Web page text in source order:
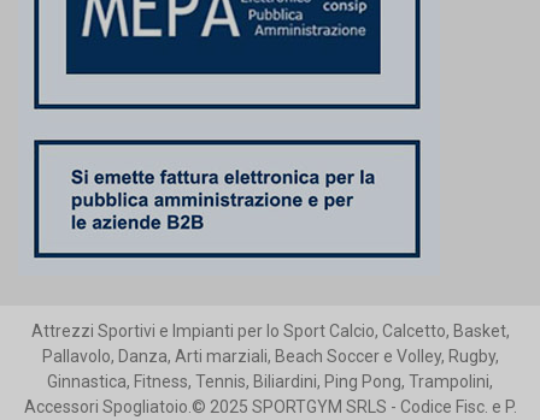
Attrezzi Sportivi e Impianti per lo Sport Calcio, Calcetto, Basket,
Pallavolo, Danza, Arti marziali, Beach Soccer e Volley, Rugby,
Ginnastica, Fitness, Tennis, Biliardini, Ping Pong, Trampolini,
Accessori Spogliatoio.© 2025 SPORTGYM SRLS - Codice Fisc. e P.